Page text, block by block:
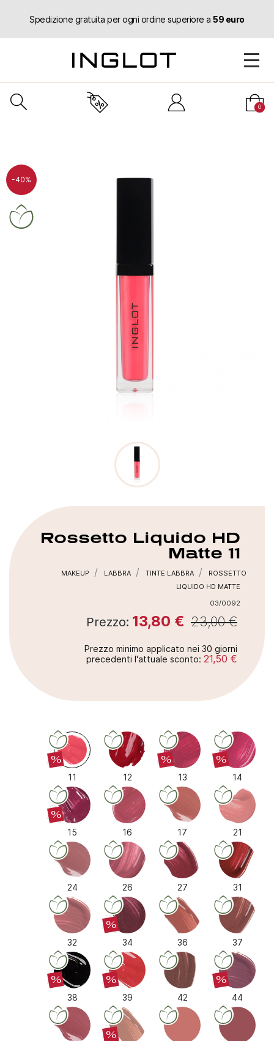
Spedizione gratuita per ogni ordine superiore a59 euro
0
-40%
Rossetto Liquido HD
Matte 11
MAKEUP LABBRA TINTE LABBRA
ROSSETTO
LIQUIDO HD MATTE
03/0092
23,00 €
Prezzo: 13,80 €
Prezzo minimo applicato nei 30 giorni
precedenti l'attuale sconto: 21,50 €
%
11 12
%
13
%
14
%
15 16 17 21
24 26 27 31
32
%
34 36 37
%
38
%
39 42
%
44
%